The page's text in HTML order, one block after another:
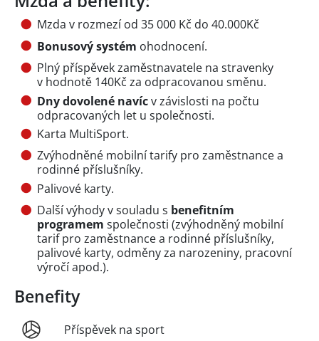
Mzda v rozmezí od 35 000 Kč do 40.000Kč
Bonusový systém ohodnocení.
Plný příspěvek zaměstnavatele na stravenky
v hodnotě 140Kč za odpracovanou směnu.
Dny dovolené navícv závislosti na počtu
odpracovaných let u společnosti.
Karta MultiSport.
Zvýhodněné mobilní tarify pro zaměstnance a
rodinné příslušníky.
Palivové karty.
Další výhody v souladu s benefitním
programem společnosti (zvýhodněný mobilní
tarif pro zaměstnance a rodinné příslušníky,
palivové karty, odměny za narozeniny, pracovní
výročí apod.).
Benefity
Příspěvek na sport